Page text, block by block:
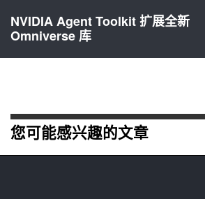
NVIDIA Agent Toolkit 扩展全新
Omniverse 库
您可能感兴趣的文章